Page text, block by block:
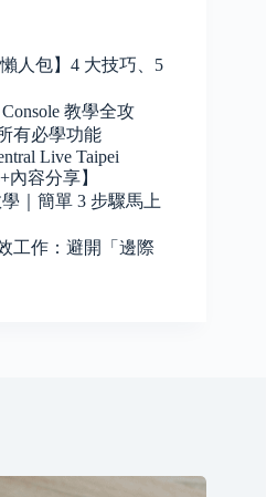
人包】4 大技巧、5
Console 教學全攻
有必學功能
Live Taipei
內容分享】
學｜簡單 3 步驟馬上
工作：避開「邊際